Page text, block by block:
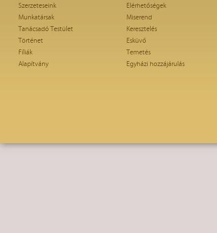
Szerzeteseink
Munkatársak
Tanácsadó Testület
Történet
Fíliák
Alapítvány
Elérhetőségek
Miserend
Keresztelés
Esküvő
Temetés
Egyházi hozzájárulás